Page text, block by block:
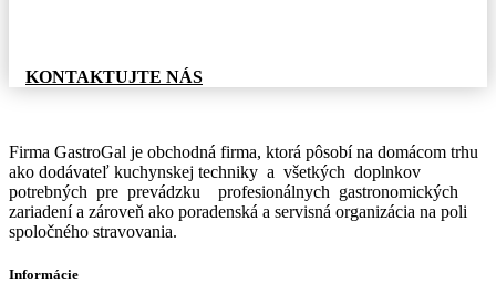
KONTAKTUJTE NÁS
Firma GastroGal je obchodná firma, ktorá pôsobí na domácom trhu
ako dodávateľ kuchynskej techniky a všetkých doplnkov
potrebných pre prevádzku profesionálnych gastronomických
zariadení a zároveň ako poradenská a servisná organizácia na poli
spoločného stravovania.
Informácie